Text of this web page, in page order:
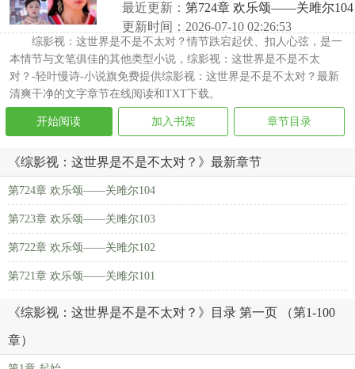
最近更新： 第724章 欢乐颂——关雎尔104
更新时间：2026-07-10 02:26:53
综影视：这世界是不是不太对？情节跌宕起伏、扣人心弦，是一
本情节与文笔俱佳的其他类型小说，综影视：这世界是不是不太
对？-轻叶慢诗-小说旗免费提供综影视：这世界是不是不太对？最新
清爽干净的文字章节在线阅读和TXT下载。
开始阅读 加入书架 章节目录
《综影视：这世界是不是不太对？》最新章节
第724章 欢乐颂——关雎尔104
第723章 欢乐颂——关雎尔103
第722章 欢乐颂——关雎尔102
第721章 欢乐颂——关雎尔101
《综影视：这世界是不是不太对？》目录 第一页 （第1-100
章）